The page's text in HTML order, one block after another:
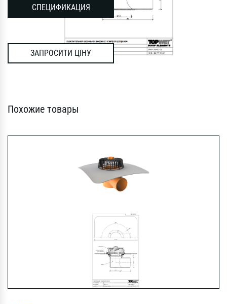
СПЕЦИФИКАЦИЯ
ЗАПРОСИТИ ЦІНУ
Похожие товары